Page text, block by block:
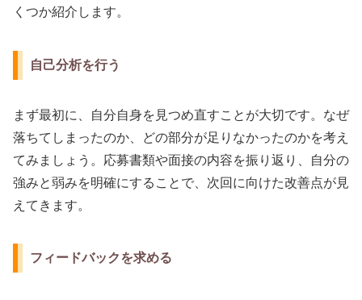
くつか紹介します。
自己分析を行う
まず最初に、自分自身を見つめ直すことが大切です。なぜ
落ちてしまったのか、どの部分が足りなかったのかを考え
てみましょう。応募書類や面接の内容を振り返り、自分の
強みと弱みを明確にすることで、次回に向けた改善点が見
えてきます。
フィードバックを求める